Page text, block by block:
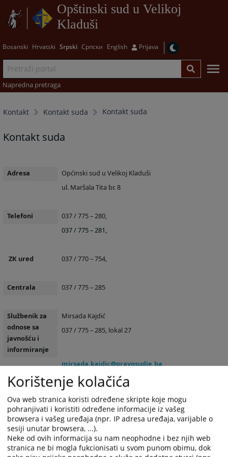
Opštinski sud u Velikoj
Kladuši
Bosanski Hrvatski Srpski Српски English Prijava
Napredna pretraga
Kontakt Kontakt suda Kontakt suda
Kontakt suda
Adresa
Općinski sud u Velikoj Kladuši
ul. Maršala Tita br. 8
Telefoni
037 / 775 – 280,
037 / 775 – 281,
ZK ured 037 / 770 – 754,
Centrala 037 / 775 – 285
Službenik za
odnose sa
javnošću i
informiranje
Mirsada Kajdić
037 / 775 – 285, lokal 27
mirsada.kajdic@pravosudje.ba
Mirsada Kajdić
037 / 775 – 285, lokal 27
mirsada.kajdic@pravosudje.ba
Korištenje kolačića
Ova web stranica koristi određene skripte koje mogu
pohranjivati i koristiti određene informacije iz vašeg
browsera i vašeg uređaja (npr. IP adresa uređaja, varijable o
sesiji unutar browsera, ...).
Neke od ovih informacija su nam neophodne i bez njih web
stranica ne bi mogla fukcionisati u svom punom obimu, dok